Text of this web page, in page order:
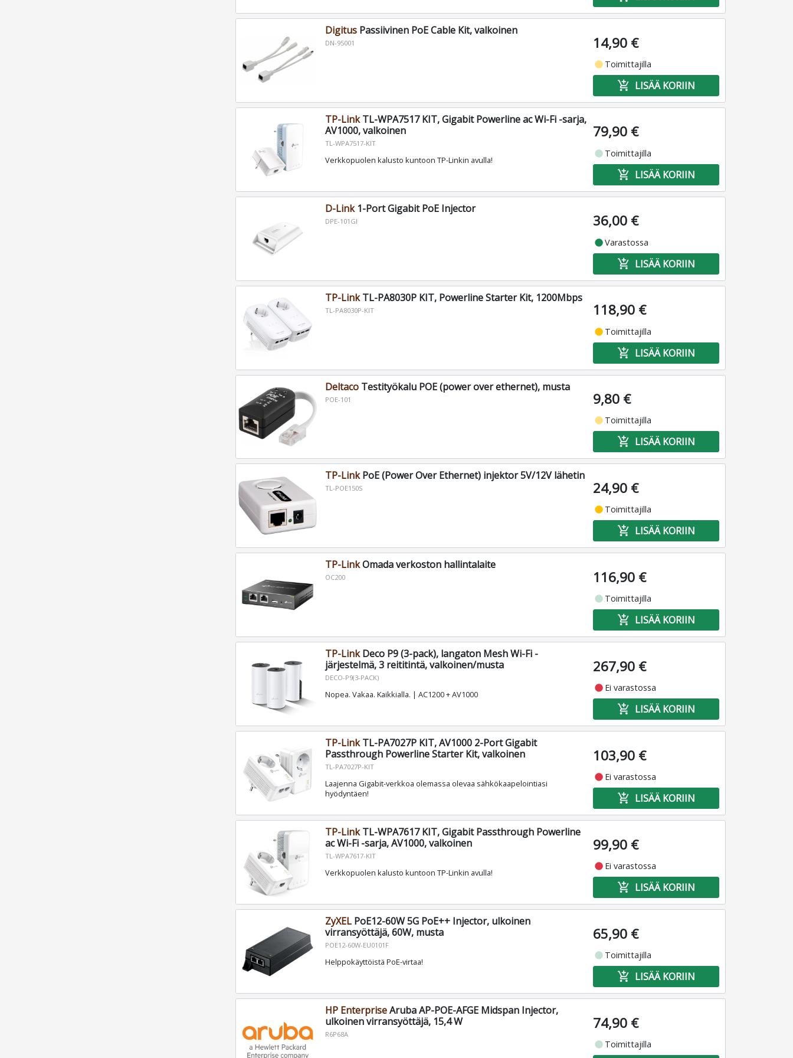
DigitusPassiivinen PoE Cable Kit, valkoinen
DN-95001 14,90 €
fiber_manual_record Toimittajilla
add_shopping_cart LISÄÄ KORIIN
TP-LinkTL-WPA7517 KIT, Gigabit Powerline ac Wi-Fi -sarja,
AV1000, valkoinen
TL-WPA7517-KIT
Verkkopuolen kalusto kuntoon TP-Linkin avulla!
79,90 €
fiber_manual_record Toimittajilla
add_shopping_cart LISÄÄ KORIIN
D-Link1-Port Gigabit PoE Injector
DPE-101GI 36,00 €
fiber_manual_recordVarastossa
add_shopping_cart LISÄÄ KORIIN
TP-LinkTL-PA8030P KIT, Powerline Starter Kit, 1200Mbps
TL-PA8030P-KIT 118,90 €
fiber_manual_record Toimittajilla
add_shopping_cart LISÄÄ KORIIN
DeltacoTestityökalu POE (power over ethernet), musta
POE-101 9,80 €
fiber_manual_record Toimittajilla
add_shopping_cart LISÄÄ KORIIN
TP-LinkPoE (Power Over Ethernet) injektor 5V/12V lähetin
TL-POE150S 24,90 €
fiber_manual_record Toimittajilla
add_shopping_cart LISÄÄ KORIIN
TP-LinkOmada verkoston hallintalaite
OC200 116,90 €
fiber_manual_record Toimittajilla
add_shopping_cart LISÄÄ KORIIN
TP-LinkDeco P9 (3-pack), langaton Mesh Wi-Fi -
järjestelmä, 3 reititintä, valkoinen/musta
DECO-P9(3-PACK)
Nopea. Vakaa. Kaikkialla. | AC1200 + AV1000
267,90 €
fiber_manual_record Ei varastossa
add_shopping_cart LISÄÄ KORIIN
TP-LinkTL-PA7027P KIT, AV1000 2-Port Gigabit
Passthrough Powerline Starter Kit, valkoinen
TL-PA7027P-KIT
Laajenna Gigabit-verkkoa olemassa olevaa sähkökaapelointiasi
hyödyntäen!
103,90 €
fiber_manual_record Ei varastossa
add_shopping_cart LISÄÄ KORIIN
TP-LinkTL-WPA7617 KIT, Gigabit Passthrough Powerline
ac Wi-Fi -sarja, AV1000, valkoinen
TL-WPA7617-KIT
Verkkopuolen kalusto kuntoon TP-Linkin avulla!
99,90 €
fiber_manual_record Ei varastossa
add_shopping_cart LISÄÄ KORIIN
ZyXELPoE12-60W 5G PoE++ Injector, ulkoinen
virransyöttäjä, 60W, musta
POE12-60W-EU0101F
Helppokäyttöistä PoE-virtaa!
65,90 €
fiber_manual_record Toimittajilla
add_shopping_cart LISÄÄ KORIIN
HP EnterpriseAruba AP-POE-AFGE Midspan Injector,
ulkoinen virransyöttäjä, 15,4 W
R6P68A
74,90 €
fiber_manual_record Toimittajilla